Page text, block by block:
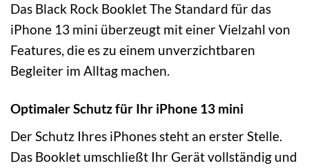
Das Black Rock Booklet The Standard für das
iPhone 13 mini überzeugt mit einer Vielzahl von
Features, die es zu einem unverzichtbaren
Begleiter im Alltag machen.
Optimaler Schutz für Ihr iPhone 13 mini
Der Schutz Ihres iPhones steht an erster Stelle.
Das Booklet umschließt Ihr Gerät vollständig und